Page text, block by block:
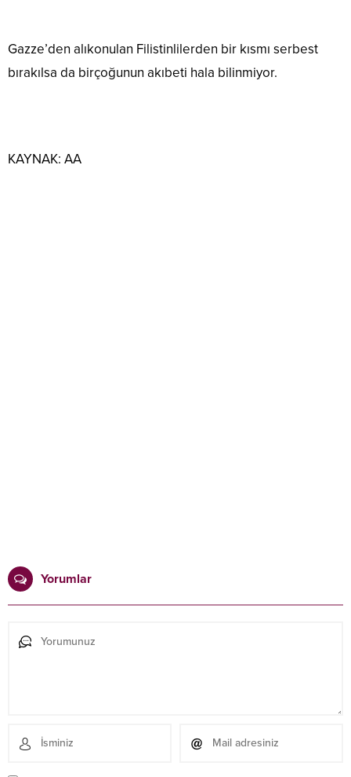
Gazze’den alıkonulan Filistinlilerden bir kısmı serbest
bırakılsa da birçoğunun akıbeti hala bilinmiyor.
KAYNAK: AA
Yorumlar